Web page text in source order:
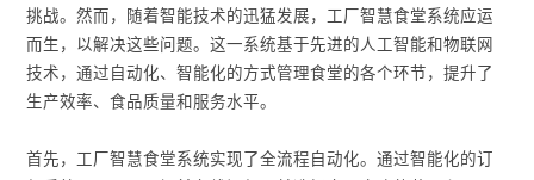
挑战。然而，随着智能技术的迅猛发展，工厂智慧食堂系统应运
而生，以解决这些问题。这一系统基于先进的人工智能和物联网
技术，通过自动化、智能化的方式管理食堂的各个环节，提升了
生产效率、食品质量和服务水平。
首先，工厂智慧食堂系统实现了全流程自动化。通过智能化的订